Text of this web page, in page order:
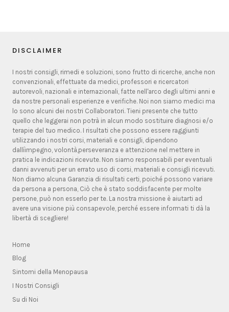
DISCLAIMER
I nostri consigli, rimedi e soluzioni, sono frutto di ricerche, anche non
convenzionali, effettuate da medici, professori e ricercatori
autorevoli, nazionali e internazionali, fatte nell'arco degli ultimi anni e
da nostre personali esperienze e verifiche. Noi non siamo medici ma
lo sono alcuni dei nostri Collaboratori. Tieni presente che tutto
quello che leggerai non potrà in alcun modo sostituire diagnosi e/o
terapie del tuo medico. I risultati che possono essere raggiunti
utilizzando i nostri corsi, materiali e consigli, dipendono
dallíimpegno, volontà,perseveranza e attenzione nel mettere in
pratica le indicazioni ricevute. Non siamo responsabili per eventuali
danni avvenuti per un errato uso di corsi, materiali e consigli ricevuti.
Non diamo alcuna Garanzia di risultati certi, poiché possono variare
da persona a persona, Ciò che è stato soddisfacente per molte
persone, può non esserlo per te. La nostra missione è aiutarti ad
avere una visione più consapevole, perché essere informati ti dà la
libertà di scegliere!
Home
Blog
Sintomi della Menopausa
I Nostri Consigli
Su di Noi